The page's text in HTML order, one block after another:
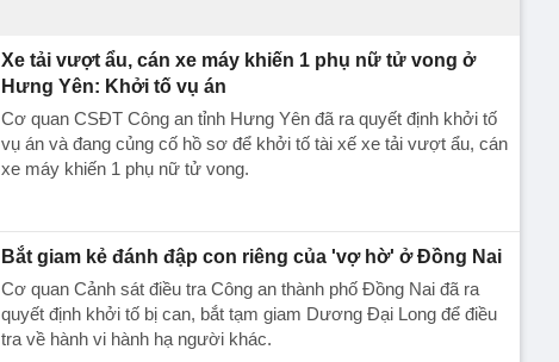
Xe tải vượt ẩu, cán xe máy khiến 1 phụ nữ tử vong ở
Hưng Yên: Khởi tố vụ án
Cơ quan CSĐT Công an tỉnh Hưng Yên đã ra quyết định khởi tố
vụ án và đang củng cố hồ sơ để khởi tố tài xế xe tải vượt ẩu, cán
xe máy khiến 1 phụ nữ tử vong.
Bắt giam kẻ đánh đập con riêng của 'vợ hờ' ở Đồng Nai
Cơ quan Cảnh sát điều tra Công an thành phố Đồng Nai đã ra
quyết định khởi tố bị can, bắt tạm giam Dương Đại Long để điều
tra về hành vi hành hạ người khác.